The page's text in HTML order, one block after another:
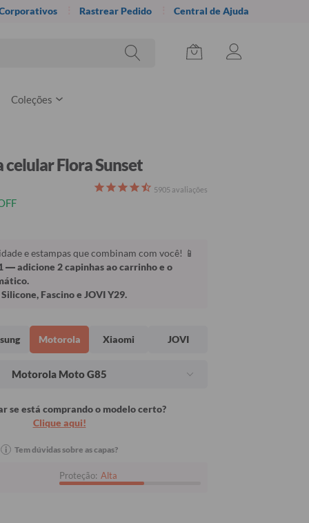
Rastrear Pedido Central de Ajuda
Coleções
celular Flora Sunset
5905 avaliações
e estampas que combinam com você! 📱
— adicione 2 capinhas ao carrinho e o
Fascino e JOVI Y29.
Motorola Xiaomi JOVI
Motorola Moto G85
se está comprando o modelo certo?
Clique aqui!
i Tem dúvidas sobre as capas?
Proteção: Alta